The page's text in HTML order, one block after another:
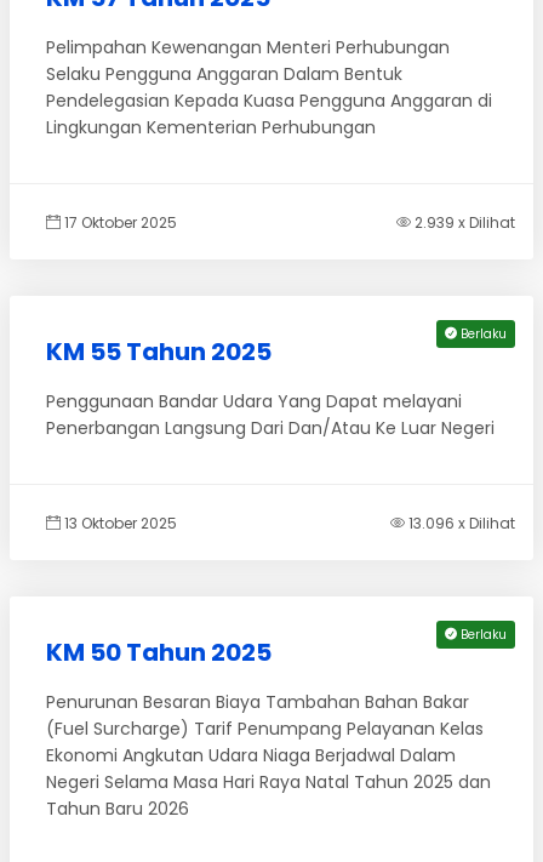
Pelimpahan Kewenangan Menteri Perhubungan
Selaku Pengguna Anggaran Dalam Bentuk
Pendelegasian Kepada Kuasa Pengguna Anggaran di
Lingkungan Kementerian Perhubungan
17 Oktober 2025 2.939 x Dilihat
Berlaku
KM 55 Tahun 2025
Penggunaan Bandar Udara Yang Dapat melayani
Penerbangan Langsung Dari Dan/Atau Ke Luar Negeri
13 Oktober 2025 13.096 x Dilihat
Berlaku
KM 50 Tahun 2025
Penurunan Besaran Biaya Tambahan Bahan Bakar
(Fuel Surcharge) Tarif Penumpang Pelayanan Kelas
Ekonomi Angkutan Udara Niaga Berjadwal Dalam
Negeri Selama Masa Hari Raya Natal Tahun 2025 dan
Tahun Baru 2026